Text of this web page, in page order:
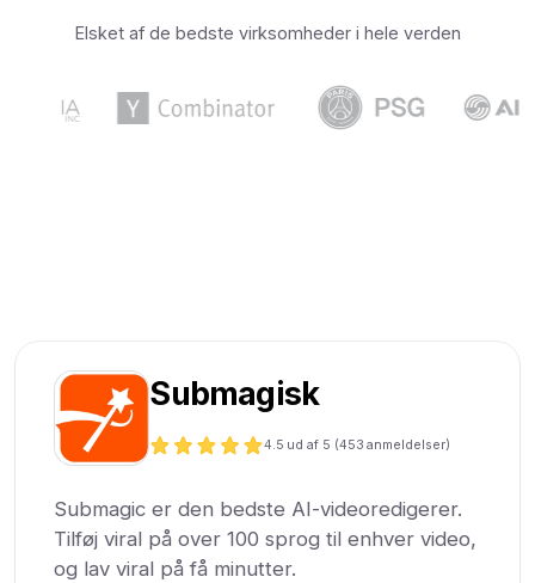
Elsket af de bedste virksomheder i hele verden
Submagisk
4.5 ud af 5 (453 anmeldelser)
Submagic er den bedste AI-videoredigerer.
Tilføj viral på over 100 sprog til enhver video,
og lav viral på få minutter.